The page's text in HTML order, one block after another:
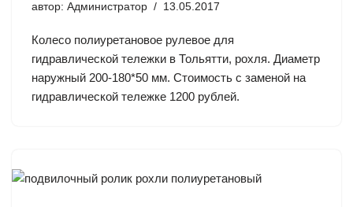
автор: Администратор 13.05.2017
Колесо полиуретановое рулевое для
гидравлической тележки в Тольятти, рохля. Диаметр
наружный 200-180*50 мм. Стоимость с заменой на
гидравлической тележке 1200 рублей.